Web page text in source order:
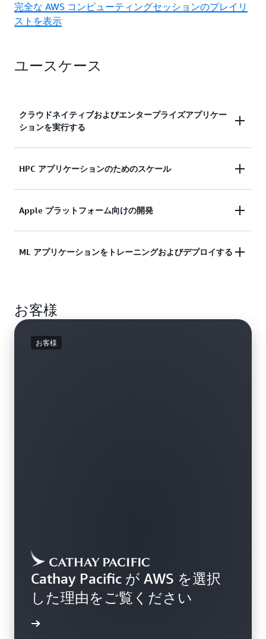
完全な AWS コンピューティングセッションのプレイリ
ストを表示
ユースケース
クラウドネイティブおよびエンタープライズアプリケー
ションを実行する
Amazon EC2 は、需要の高いビジネスニーズを満た
チャを提供します。
ビジネスエンタープライズアプリケーションの
AWS への移行
HPC アプリケーションのためのスケール
HPC アプリケーションをより速く、コスト効率よ
Apple プラットフォーム向けの開発
オンデマンドで macOS ワークロードの構築、テス
ML アプリケーションをトレーニングおよびデプロイする
マンスの最適化に特化した、コンピューティング、
ネットワーク (最大 400 Gbps)、およびストレージ
サービスの幅広い選択肢を提供します。
お客様
お客様
Cathay Pacific が AWS を選択
した理由をご覧ください